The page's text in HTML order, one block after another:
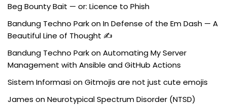
Beg Bounty Bait — or: Licence to Phish
Bandung Techno ParkonIn Defense of the Em Dash — A
Beautiful Line of Thought ✍️
Bandung Techno ParkonAutomating My Server
Management with Ansible and GitHub Actions
Sistem InformasionGitmojis are not just cute emojis
James onNeurotypical Spectrum Disorder (NTSD)